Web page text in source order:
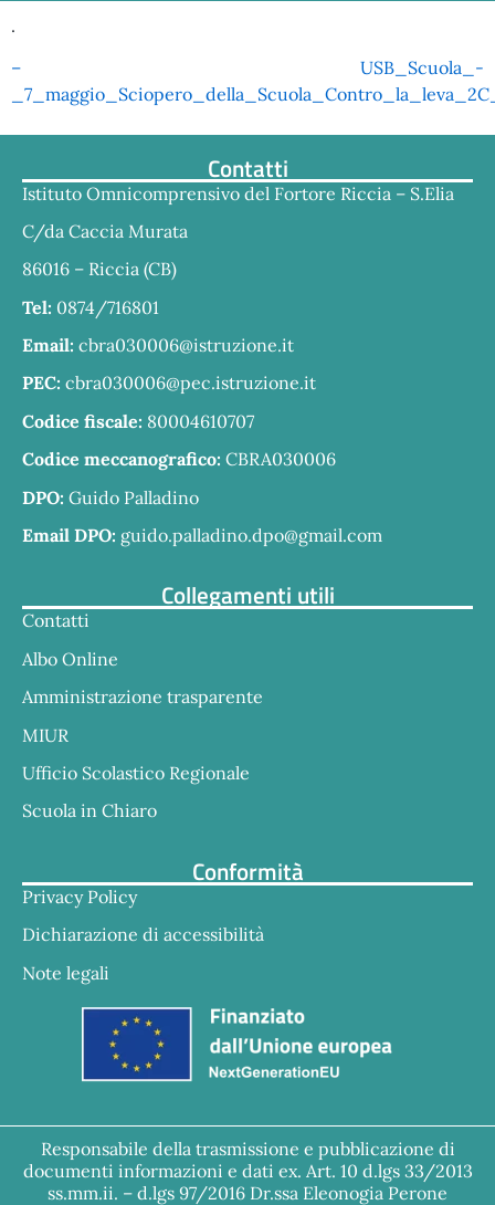
.
– USB_Scuola_-
Contatti
Istituto Omnicomprensivo del Fortore Riccia – S.Elia
C/da Caccia Murata
86016 – Riccia (CB)
Tel: 0874/716801
Email: cbra030006@istruzione.it
PEC: cbra030006@pec.istruzione.it
Codice fiscale: 80004610707
Codice meccanografico: CBRA030006
DPO: Guido Palladino
Email DPO: guido.palladino.dpo@gmail.com
Collegamenti utili
Contatti
Albo Online
Amministrazione trasparente
MIUR
Ufficio Scolastico Regionale
Scuola in Chiaro
Conformità
Privacy Policy
Dichiarazione di accessibilità
Note legali
Responsabile della trasmissione e pubblicazione di
documenti informazioni e dati ex. Art. 10 d.lgs 33/2013
ss.mm.ii. – d.lgs 97/2016 Dr.ssa Eleonogia Perone